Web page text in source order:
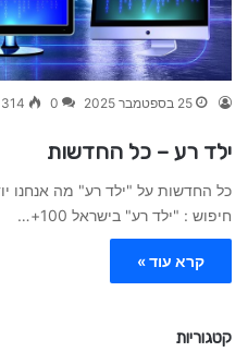
25 בספטמבר 2025 0
314
ילד רע – כל החדשות
כל החדשות על "ילד רע" מה אנחנו
חיפוש : "ילד רע" בישראל 100+…
קרא עוד »
קטגוריות